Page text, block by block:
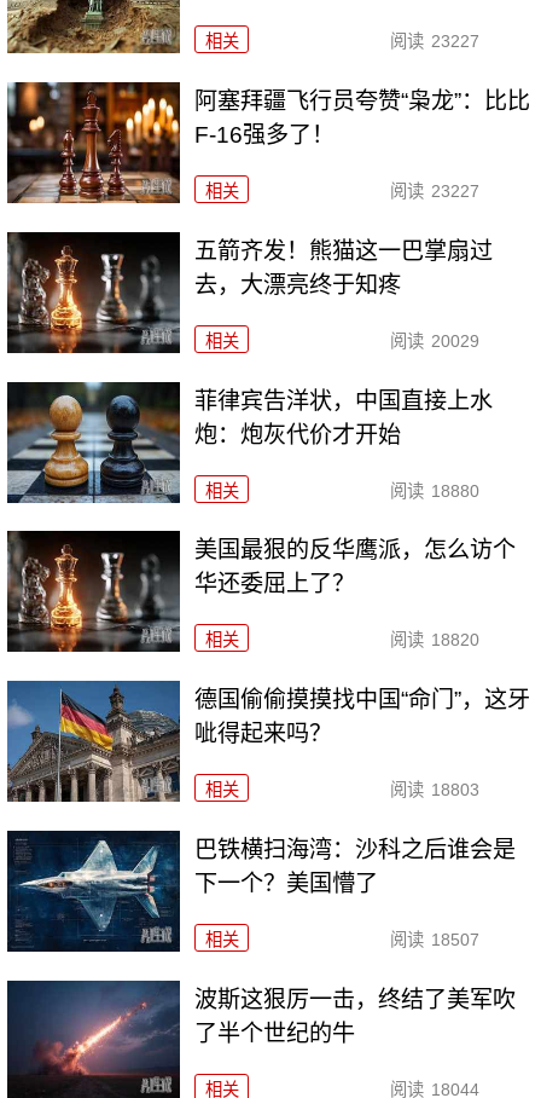
相关 阅读 23227
阿塞拜疆飞行员夸赞“枭龙”：比比
F-16强多了！
相关 阅读 23227
五箭齐发！熊猫这一巴掌扇过
去，大漂亮终于知疼
相关 阅读 20029
菲律宾告洋状，中国直接上水
炮：炮灰代价才开始
相关 阅读 18880
美国最狠的反华鹰派，怎么访个
华还委屈上了？
相关 阅读 18820
德国偷偷摸摸找中国“命门”，这牙
呲得起来吗？
相关 阅读 18803
巴铁横扫海湾：沙科之后谁会是
下一个？美国懵了
相关 阅读 18507
波斯这狠厉一击，终结了美军吹
了半个世纪的牛
相关 阅读 18044